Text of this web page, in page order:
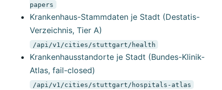
papers
Krankenhaus-Stammdaten je Stadt (Destatis-
Verzeichnis, Tier A)
/api/v1/cities/stuttgart/health
Krankenhausstandorte je Stadt (Bundes-Klinik-
Atlas, fail-closed)
/api/v1/cities/stuttgart/hospitals-atlas